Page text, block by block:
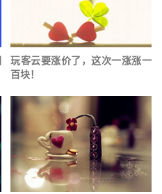
玩客云要涨价了，这次一涨涨一
百块！